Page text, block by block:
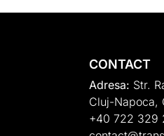
CONTACT
Adresa: Str.
Cluj-Napoca,
+40 722 329